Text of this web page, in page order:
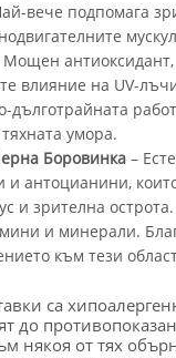
вече подпомага
Мощен антиоксидант,
влияние на UV-
дълготрайната
умора.
Боровинка –
и антоцианини,
и зрителна
и минерали.
към тези
са
до
някоя от тях